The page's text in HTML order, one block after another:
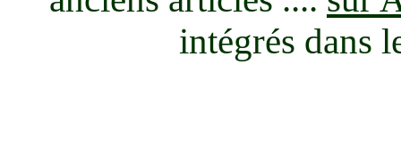
intégrés dans